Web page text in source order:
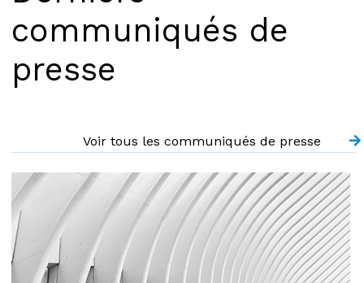
communiqués de
presse
Voir tous les communiqués de presse